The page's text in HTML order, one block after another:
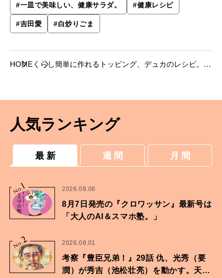
#一皿で美味しい、健康サラダ。 #健康レシピ
#吉田愛 #白炒りごま
HOME くらし簡単に作れるトッピング、デュカのレシピ。サ
人気ランキング
最 新 週 間 月 間
No.
1 2026.08.06
8月7日発売の『クロワッサン』最新号は
「大人のAI＆スマホ塾。」
No.2 2026.08.01
考察『豊臣兄弟！』29話 仇、光秀（要
潤）が秀吉（池松壮亮）を動かす。天下